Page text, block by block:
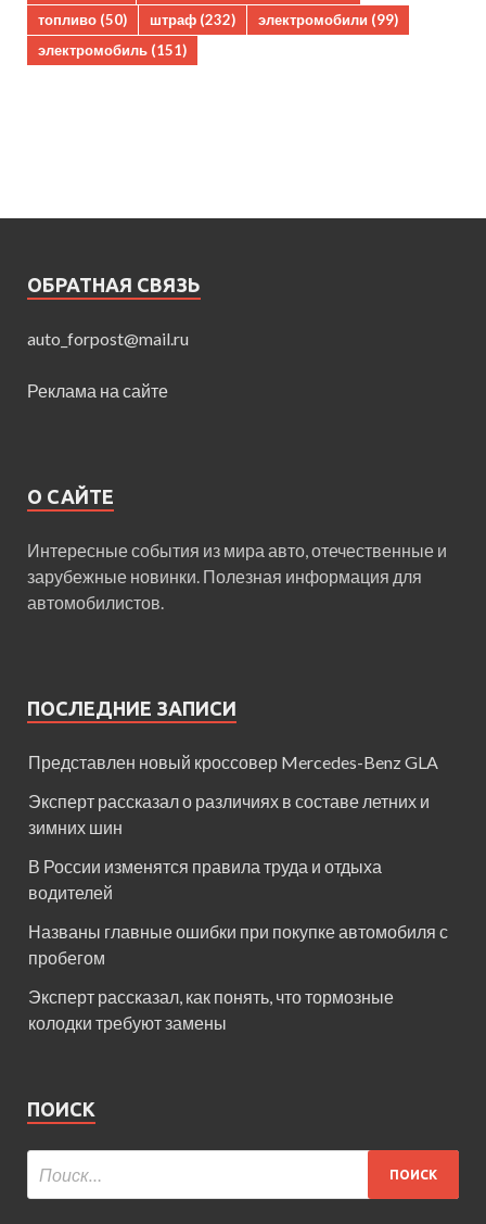
топливо (50) штраф (232) электромобили (99)
электромобиль (151)
ОБРАТНАЯ СВЯЗЬ
auto_forpost@mail.ru
Реклама на сайте
О САЙТЕ
Интересные события из мира авто, отечественные и
зарубежные новинки. Полезная информация для
автомобилистов.
ПОСЛЕДНИЕ ЗАПИСИ
Представлен новый кроссовер Mercedes-Benz GLA
Эксперт рассказал о различиях в составе летних и
зимних шин
В России изменятся правила труда и отдыха
водителей
Названы главные ошибки при покупке автомобиля с
пробегом
Эксперт рассказал, как понять, что тормозные
колодки требуют замены
ПОИСК